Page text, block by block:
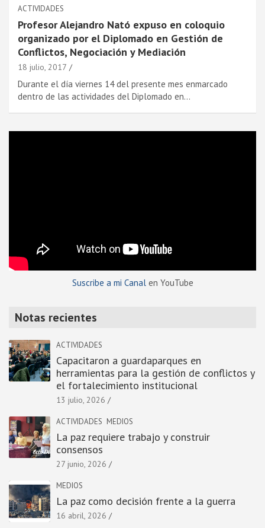
ACTIVIDADES
Profesor Alejandro Nató expuso en coloquio
organizado por el Diplomado en Gestión de
Conflictos, Negociación y Mediación
18 julio, 2017
Durante el dí­a viernes 14 del presente mes enmarcado
dentro de las actividades del Diplomado en…
Suscribe a mi Canalen YouTube
Notas recientes
ACTIVIDADES
Capacitaron a guardaparques en
herramientas para la gestión de conflictos y
el fortalecimiento institucional
13 julio, 2026
ACTIVIDADES MEDIOS
La paz requiere trabajo y construir
consensos
27 junio, 2026
MEDIOS
La paz como decisión frente a la guerra
16 abril, 2026